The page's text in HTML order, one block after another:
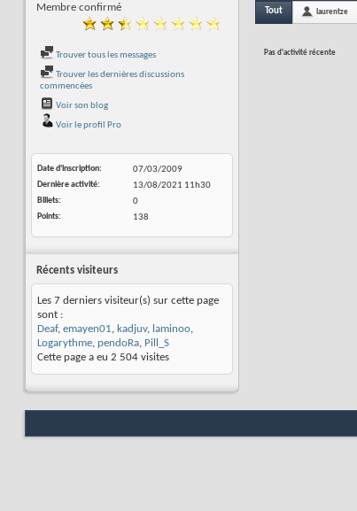
Membre confirmé
Trouver tous les messages
Trouver les dernières discussions
commencées
Voir son blog
Voir le profil Pro
Date d'inscription
07/03/2009
Dernière activité
13/08/2021 11h30
Billets
0
Points
138
Récents visiteurs
Les 7 derniers visiteur(s) sur cette page
sont :
Deaf, emayen01, kadjuv, laminoo,
Logarythme, pendoRa, Pill_S
Cette page a eu 2 504 visites
Tout laurentze
Pas d'activité récente